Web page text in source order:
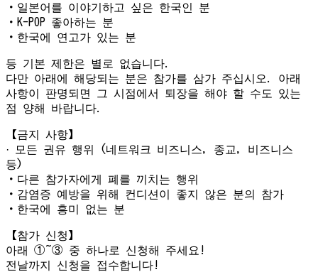
・일본어를 이야기하고 싶은 한국인 분
・K-POP 좋아하는 분
・한국에 연고가 있는 분
등 기본 제한은 별로 없습니다.
다만 아래에 해당되는 분은 참가를 삼가 주십시오. 아래
사항이 판명되면 그 시점에서 퇴장을 해야 할 수도 있는
점 양해 바랍니다.
【금지 사항】
· 모든 권유 행위 (네트워크 비즈니스, 종교, 비즈니스
등)
・다른 참가자에게 폐를 끼치는 행위
・감염증 예방을 위해 컨디션이 좋지 않은 분의 참가
・한국에 흥미 없는 분
【참가 신청】
아래 ①~③ 중 하나로 신청해 주세요!
전날까지 신청을 접수합니다!